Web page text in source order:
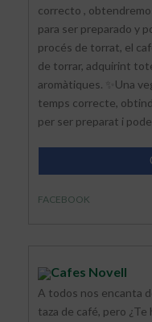
correcto ,
para ser preparado y
procés de torrat, el
de torrar, adquirint
aromàtiques. ✨Una
temps correcte,
per ser preparat i
FACEBOOK
Cafes Novell
A todos nos encanta
taza de café, pero